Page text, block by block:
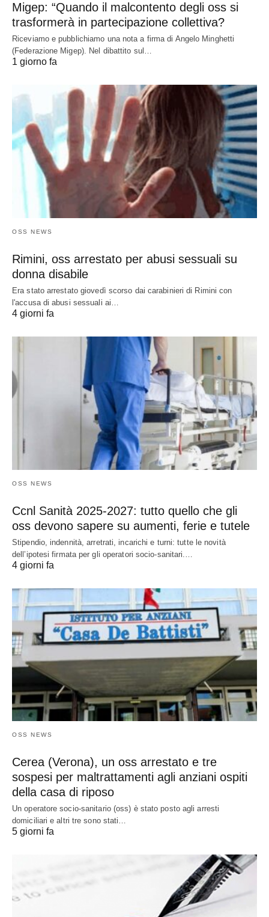
Migep: “Quando il malcontento degli oss si
trasformerà in partecipazione collettiva?
Riceviamo e pubblichiamo una nota a firma di Angelo Minghetti
(Federazione Migep). Nel dibattito sul…
1 giorno fa
OSS NEWS
Rimini, oss arrestato per abusi sessuali su
donna disabile
Era stato arrestato giovedì scorso dai carabinieri di Rimini con
l'accusa di abusi sessuali ai…
4 giorni fa
OSS NEWS
Ccnl Sanità 2025-2027: tutto quello che gli
oss devono sapere su aumenti, ferie e tutele
Stipendio, indennità, arretrati, incarichi e turni: tutte le novità
dell’ipotesi firmata per gli operatori socio-sanitari.…
4 giorni fa
OSS NEWS
Cerea (Verona), un oss arrestato e tre
sospesi per maltrattamenti agli anziani ospiti
della casa di riposo
Un operatore socio-sanitario (oss) è stato posto agli arresti
domiciliari e altri tre sono stati…
5 giorni fa